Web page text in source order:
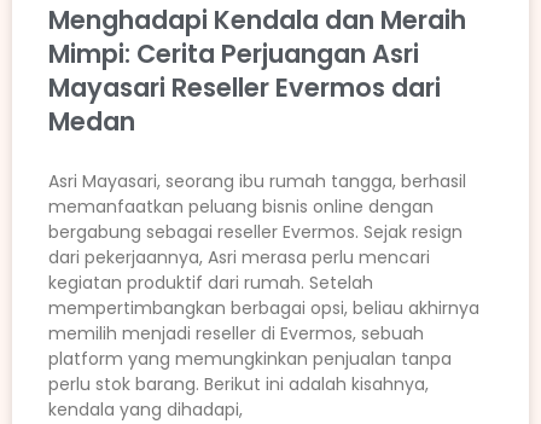
Menghadapi Kendala dan Meraih
Mimpi: Cerita Perjuangan Asri
Mayasari Reseller Evermos dari
Medan
Asri Mayasari, seorang ibu rumah tangga, berhasil
memanfaatkan peluang bisnis online dengan
bergabung sebagai reseller Evermos. Sejak resign
dari pekerjaannya, Asri merasa perlu mencari
kegiatan produktif dari rumah. Setelah
mempertimbangkan berbagai opsi, beliau akhirnya
memilih menjadi reseller di Evermos, sebuah
platform yang memungkinkan penjualan tanpa
perlu stok barang. Berikut ini adalah kisahnya,
kendala yang dihadapi,